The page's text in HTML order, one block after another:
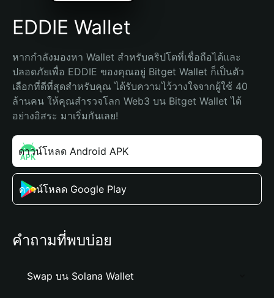
EDDIE Wallet
หากกำลังมองหา Wallet สำหรับคริปโตที่เชื่อถือได้และ
ปลอดภัยเพื่อ EDDIE ของคุณอยู่ Bitget Wallet ก็เป็นตัว
เลือกที่ดีที่สุดสำหรับคุณ ได้รับความไว้วางใจจากผู้ใช้ 40
ล้านคน ให้คุณสำรวจโลก Web3 บน Bitget Wallet ได้
อย่างอิสระ มาเริ่มกันเลย!
ดาวน์โหลด Android APK
ดาวน์โหลด Google Play
คำถามที่พบบ่อย
Swap บน Solana Wallet